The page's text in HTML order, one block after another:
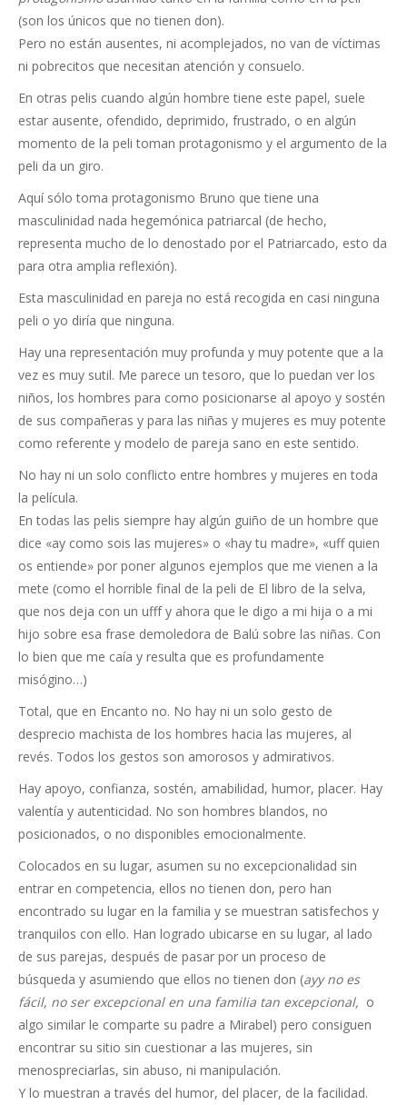
(son los únicos que no tienen don).
Pero no están ausentes, ni acomplejados, no van de víctimas
ni pobrecitos que necesitan atención y consuelo.
En otras pelis cuando algún hombre tiene este papel, suele
estar ausente, ofendido, deprimido, frustrado, o en algún
momento de la peli toman protagonismo y el argumento de la
peli da un giro.
Aquí sólo toma protagonismo Bruno que tiene una
masculinidad nada hegemónica patriarcal (de hecho,
representa mucho de lo denostado por el Patriarcado, esto da
para otra amplia reflexión).
Esta masculinidad en pareja no está recogida en casi ninguna
peli o yo diría que ninguna.
Hay una representación muy profunda y muy potente que a la
vez es muy sutil. Me parece un tesoro, que lo puedan ver los
niños, los hombres para como posicionarse al apoyo y sostén
de sus compañeras y para las niñas y mujeres es muy potente
como referente y modelo de pareja sano en este sentido.
No hay ni un solo conflicto entre hombres y mujeres en toda
la película.
En todas las pelis siempre hay algún guiño de un hombre que
dice «ay como sois las mujeres» o «hay tu madre», «uff quien
os entiende» por poner algunos ejemplos que me vienen a la
mete (como el horrible final de la peli de El libro de la selva,
que nos deja con un ufff y ahora que le digo a mi hija o a mi
hijo sobre esa frase demoledora de Balú sobre las niñas. Con
lo bien que me caía y resulta que es profundamente
misógino…)
Total, que en Encanto no. No hay ni un solo gesto de
desprecio machista de los hombres hacia las mujeres, al
revés. Todos los gestos son amorosos y admirativos.
Hay apoyo, confianza, sostén, amabilidad, humor, placer. Hay
valentía y autenticidad. No son hombres blandos, no
posicionados, o no disponibles emocionalmente.
Colocados en su lugar, asumen su no excepcionalidad sin
entrar en competencia, ellos no tienen don, pero han
encontrado su lugar en la familia y se muestran satisfechos y
tranquilos con ello. Han logrado ubicarse en su lugar, al lado
de sus parejas, después de pasar por un proceso de
búsqueda y asumiendo que ellos no tienen don (ayy no es
fácil, no ser excepcional en una familia tan excepcional, o
algo similar le comparte su padre a Mirabel) pero consiguen
encontrar su sitio sin cuestionar a las mujeres, sin
menospreciarlas, sin abuso, ni manipulación.
Y lo muestran a través del humor, del placer, de la facilidad.